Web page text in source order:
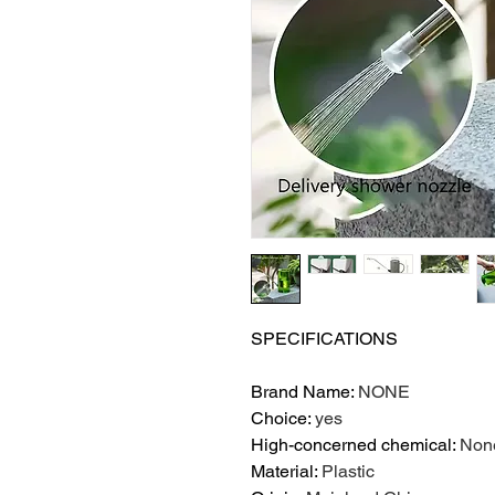
SPECIFICATIONS
Brand Name: NONE
Choice: yes
High-concerned chemical:
Material: Plastic